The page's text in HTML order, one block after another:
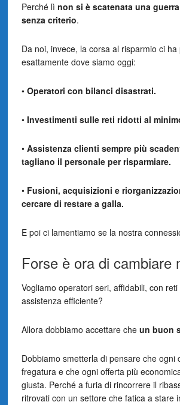
Perché lì non si è scatenata una
senza criterio.
Da noi, invece, la corsa al risparmio ci ha
esattamente dove siamo oggi:
• Operatori con bilanci disastrati.
• Investimenti sulle reti ridotti al
• Assistenza clienti sempre più
tagliano il personale per risparmiare.
• Fusioni, acquisizioni e
cercare di restare a galla.
E poi ci lamentiamo se la nostra
Forse è ora di cambiare
Vogliamo operatori seri, affidabili, con
assistenza efficiente?
Allora dobbiamo accettare che un buon
Dobbiamo smetterla di pensare che ogni
fregatura e che ogni offerta più
giusta. Perché a furia di rincorrere il
ritrovati con un settore che fatica a stare